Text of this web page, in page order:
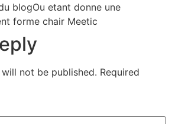
blogOu etant donne une
forme chair Meetic
not be published. Required